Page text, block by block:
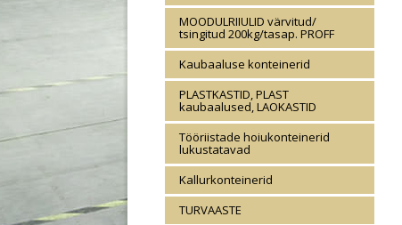
MOODULRIIULID värvitud/
tsingitud 200kg/tasap. PROFF
Kaubaaluse konteinerid
PLASTKASTID, PLAST
kaubaalused, LAOKASTID
Tööriistade hoiukonteinerid
lukustatavad
Kallurkonteinerid
TURVAASTE